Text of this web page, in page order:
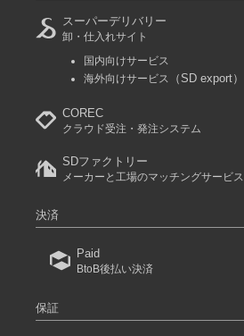
スーパーデリバリー
卸・仕入れサイト
国内向けサービス
海外向けサービス
（SD export）
COREC
クラウド受注・発注システム
SDファクトリー
メーカーと工場のマッチングサービス
決済
Paid
BtoB後払い決済
保証